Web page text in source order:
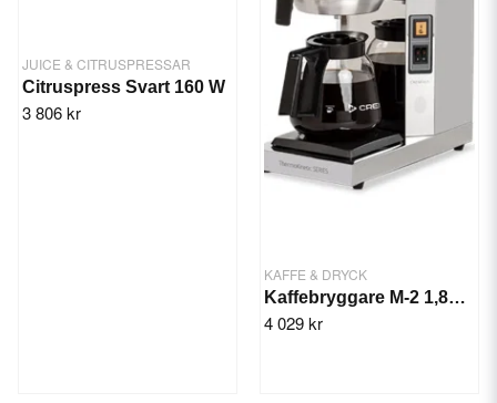
JUICE & CITRUSPRESSAR
Citruspress Svart 160 W
3 806 kr
KAFFE & DRYCK
Kaffebryggare M-2 1,8L TK
4 029 kr